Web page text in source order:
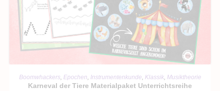
IN DEN WARENKORB
Boomwhackers, Epochen, Instrumentenkunde, Klassik, Musiktheorie
Karneval der Tiere Materialpaket Unterrichtsreihe